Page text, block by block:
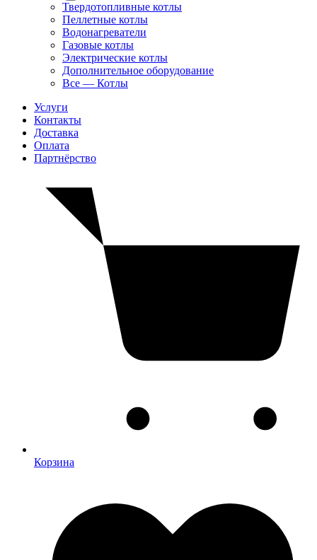
Твердотопливные котлы
Пеллетные котлы
Водонагреватели
Газовые котлы
Электрические котлы
Дополнительное оборудование
Все — Котлы
Услуги
Контакты
Доставка
Оплата
Партнёрство
Корзина